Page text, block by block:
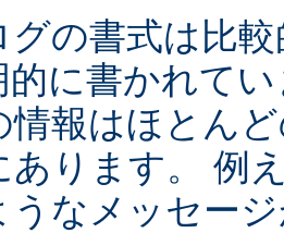
グの書式は比
的に書かれて
情報はほとん
あります。 例
うなメッセー